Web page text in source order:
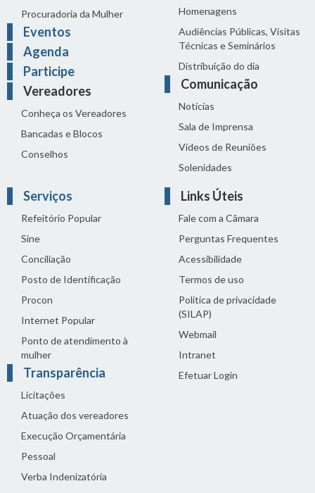
Procuradoria da Mulher
Eventos
Agenda
Participe
Vereadores
Conheça os Vereadores
Bancadas e Blocos
Conselhos
Homenagens
Audiências Públicas, Visitas
Técnicas e Seminários
Distribuição do dia
Comunicação
Notícias
Sala de Imprensa
Vídeos de Reuniões
Solenidades
Serviços
Refeitório Popular
Sine
Conciliação
Posto de Identificação
Procon
Internet Popular
Ponto de atendimento à
mulher
Transparência
Licitações
Atuação dos vereadores
Execução Orçamentária
Pessoal
Verba Indenizatória
Links Úteis
Fale com a Câmara
Perguntas Frequentes
Acessibilidade
Termos de uso
Política de privacidade
(SILAP)
Webmail
Intranet
Efetuar Login